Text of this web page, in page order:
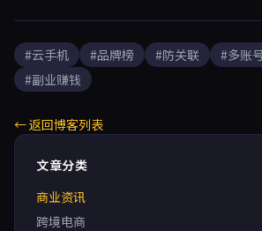
封号率降低85%以上，人力成本压缩至1/5，服
#云手机 #品牌榜 #防关联 #多账
#副业赚钱
← 返回博客列表
文章分类
商业资讯
跨境电商